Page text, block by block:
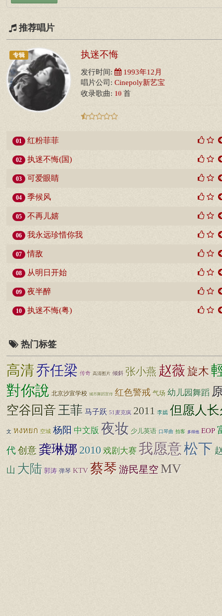
推荐唱片
专辑 执迷不悔
发行时间: 1993年12月
唱片公司: Cinepoly新艺宝
收录歌曲: 10 首
01 红粉菲菲
02 执迷不悔(国)
03 可爱眼睛
04 季候风
05 不再儿嬉
06 我永远珍惜你我
07 情敌
08 从明日开始
09 夜半醉
10 执迷不悔(粤)
热门标签
高清乔任梁 传奇 高清图片 倾斜 张小燕 赵薇旋木
對你說 北京沙宣学校 城市舞蹈宣传 红色警戒 气场 幼儿园舞蹈
空谷回音王菲 马子跃 51麦克疯 2011 李嫣 但愿人
文 หงหยก 空城 杨阳 中文版 夜妆 少儿英语 口琴曲 拍客 多得他 EOP
代创意 龚琳娜 2010 戏剧大赛 我愿意松下
山 大陆 郭涛 弹琴 KTV 蔡琴 游民星空MV